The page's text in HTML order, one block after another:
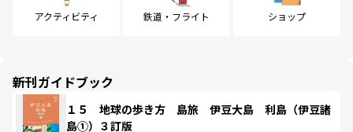
アクティビティ 鉄道・フライト ショップ
新刊ガイドブック
１５ 地球の歩き方 島旅 伊豆大島 利島（伊豆諸
島①）３訂版